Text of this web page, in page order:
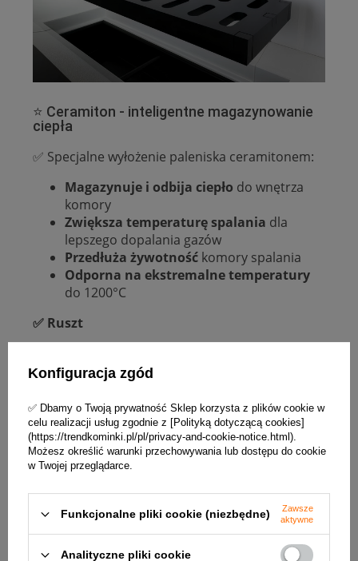
⭐ Ceramiton - inteligentne magazynowanie
ciepła
✅ Specjalne wyłożenie paleniska ceramitonem:
Magazynuje i odbija ciepło do wnętrza
komory
Zwiększa temperaturę spalania dla
lepszego dopalania gazów
Przedłuża żywotność komory spalania
Odporna na ekstremalne temperatury
do 1200°C
✅ Ruszt
by zapewnić optymalny przepływ powietrza
Ruszt wyjmować można jednym ruchem
w celu czyszczenia, co skraca czas serwisu
i poprawia wygodę użytkowania podczas
regularnego załadunku drewna.
Konfiguracja zgód
✅ Dbamy o Twoją prywatność Sklep korzysta z plików cookie w
celu realizacji usług zgodnie z [Polityką dotyczącą cookies]
(https://trendkominki.pl/pl/privacy-and-cookie-notice.html).
Możesz określić warunki przechowywania lub dostępu do cookie
w Twojej przeglądarce.
Funkcjonalne pliki cookie (niezbędne)
Zawsze
aktywne
Analityczne pliki cookie